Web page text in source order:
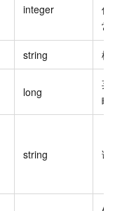
integer
值
常
string 模
long
弃
略
string 语